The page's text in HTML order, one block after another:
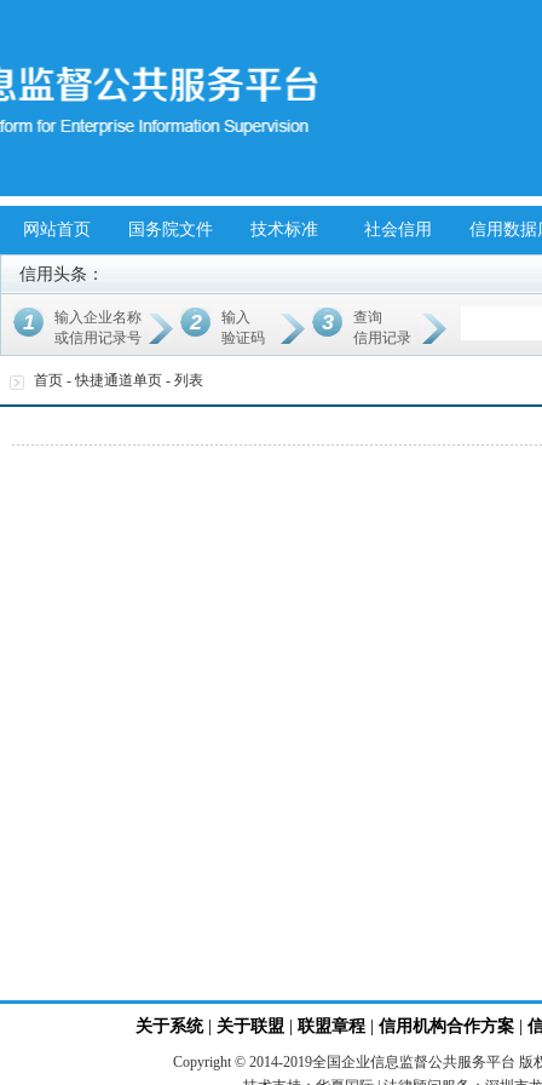
网站首页 国务院文件 技术标准 社会信用 信用数据
信用头条：
1
输入企业名称
或信用记录号
2
输入
验证码
3
查询
信用记录
首页 -快捷通道单页 - 列表
关于系统| 关于联盟 联盟章程 信用机构合作方案
Copyright © 2014-2019全国企业信息监督公共服务平台